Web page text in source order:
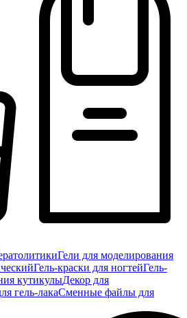
Гели для моделирования
Гель-краски для ногтейГель-
кутикулыДекор для
гель-лакаСменные файлы для